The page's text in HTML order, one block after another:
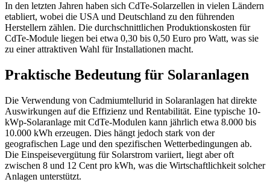
In den letzten Jahren haben sich CdTe-Solarzellen in vielen Ländern
etabliert, wobei die USA und Deutschland zu den führenden
Herstellern zählen. Die durchschnittlichen Produktionskosten für
CdTe-Module liegen bei etwa 0,30 bis 0,50 Euro pro Watt, was sie
zu einer attraktiven Wahl für Installationen macht.
Praktische Bedeutung für Solaranlagen
Die Verwendung von Cadmiumtellurid in Solaranlagen hat direkte
Auswirkungen auf die Effizienz und Rentabilität. Eine typische 10-
kWp-Solaranlage mit CdTe-Modulen kann jährlich etwa 8.000 bis
10.000 kWh erzeugen. Dies hängt jedoch stark von der
geografischen Lage und den spezifischen Wetterbedingungen ab.
Die Einspeisevergütung für Solarstrom variiert, liegt aber oft
zwischen 8 und 12 Cent pro kWh, was die Wirtschaftlichkeit solcher
Anlagen unterstützt.